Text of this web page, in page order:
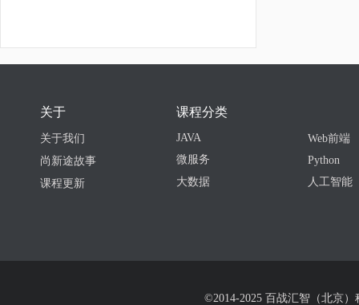
关于
关于我们
尚新途故事
课程更新
课程分类
JAVA
微服务
大数据
Web前端
Python
人工智能
©2014-2025 百战汇智（北京